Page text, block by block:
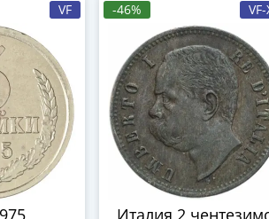
VF -46% VF-
Италия 2